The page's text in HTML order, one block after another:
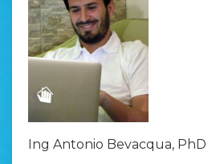
Ing Antonio Bevacqua, PhD